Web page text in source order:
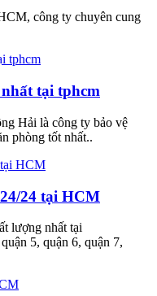
công ty chuyên cung
tại tphcm
Hải là công ty bảo vệ
phòng tốt nhất..
24 tại HCM
lượng nhất tại
5, quận 6, quận 7,